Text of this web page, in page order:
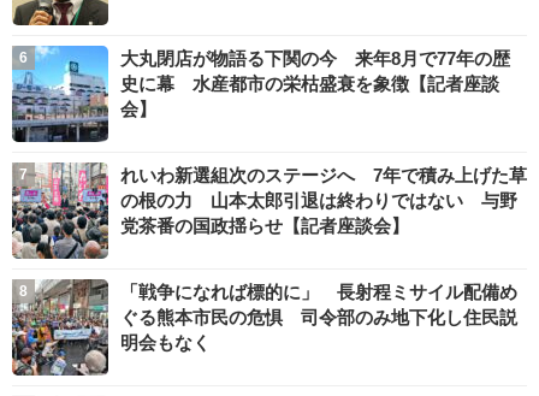
大丸閉店が物語る下関の今 来年8月で77年の歴
史に幕 水産都市の栄枯盛衰を象徴【記者座談
会】
れいわ新選組次のステージへ 7年で積み上げた草
の根の力 山本太郎引退は終わりではない 与野
党茶番の国政揺らせ【記者座談会】
「戦争になれば標的に」 長射程ミサイル配備め
ぐる熊本市民の危惧 司令部のみ地下化し住民説
明会もなく